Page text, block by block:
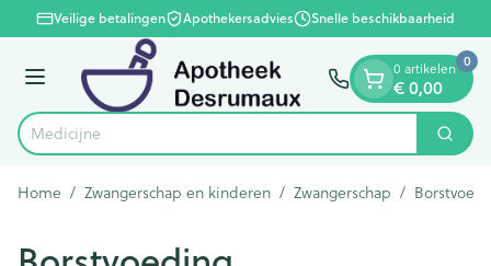
Ga naar de inhoud
1 van 1Veilige betalingen Apothekersadvies Snelle beschikbaarheid
Menu
Product, merk, categorie... Zoek
0 artikelen
€ 0,00
0
Home / Zwangerschap en kinderen / Zwangerschap /